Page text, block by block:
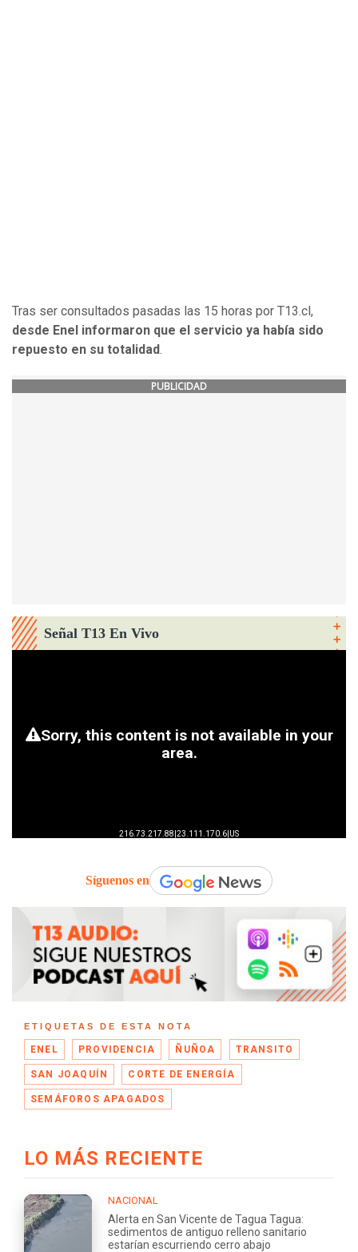
Tras ser consultados pasadas las 15 horas por T13.cl,
desde Enel informaron que el servicio ya había sido
repuesto en su totalidad
PUBLICIDAD
Señal T13 En Vivo
Síguenos en
ETIQUETAS DE ESTA NOTA
ENEL PROVIDENCIA ÑUÑOA TRANSITO
SAN JOAQUÍN CORTE DE ENERGÍA
SEMÁFOROS APAGADOS
LO MÁS RECIENTE
NACIONAL
Alerta en San Vicente de Tagua Tagua:
sedimentos de antiguo relleno sanitario
estarían escurriendo cerro abajo